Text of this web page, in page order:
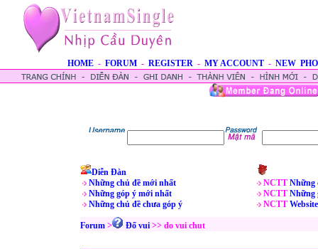
HOME - FORUM - REGISTER - MY ACCOUNT - NEW
Diễn Đàn
Những chủ đề mới nhất
Những góp ý mới nhất
Những chủ đề chưa góp ý
NCTT Những
NCTT Những
NCTT Website
Forum > Ðố vui >> do vui chut